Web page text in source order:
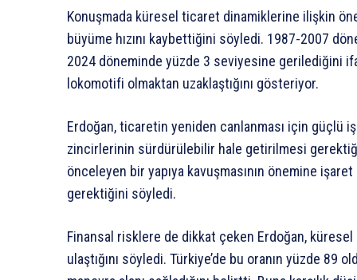
Konuşmada küresel ticaret dinamiklerine ilişkin
büyüme hızını kaybettiğini söyledi. 1987-2007
2024 döneminde yüzde 3 seviyesine gerilediğini
lokomotifi olmaktan uzaklaştığını gösteriyor.
Erdoğan, ticaretin yeniden canlanması için
zincirlerinin sürdürülebilir hale getirilmesi
önceleyen bir yapıya kavuşmasının önemine
gerektiğini söyledi.
Finansal risklere de dikkat çeken Erdoğan, küresel
ulaştığını söyledi. Türkiye’de bu oranın yüzde 89